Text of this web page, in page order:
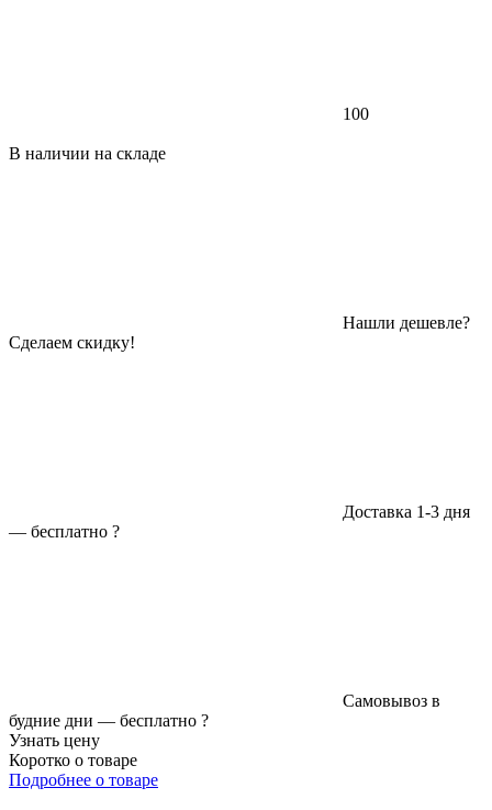
100
В наличии на складе
Нашли дешевле?
Сделаем скидку!
Доставка 1-3 дня
— бесплатно ?
Самовывоз в
будние дни — бесплатно ?
Узнать цену
Коротко о товаре
Подробнее о товаре